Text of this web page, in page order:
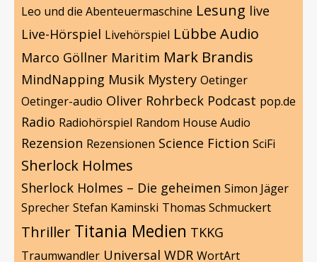
Leo und die Abenteuermaschine Lesung live
Live-Hörspiel Livehörspiel Lübbe Audio
Marco Göllner Maritim Mark Brandis
MindNapping Musik Mystery Oetinger
Oetinger-audio Oliver Rohrbeck Podcast pop.de
Radio Radiohörspiel Random House Audio
Rezension Rezensionen Science Fiction SciFi
Sherlock Holmes
Sherlock Holmes – Die geheimen Simon Jäger
Sprecher Stefan Kaminski Thomas Schmuckert
Thriller Titania Medien TKKG
Traumwandler Universal WDR WortArt